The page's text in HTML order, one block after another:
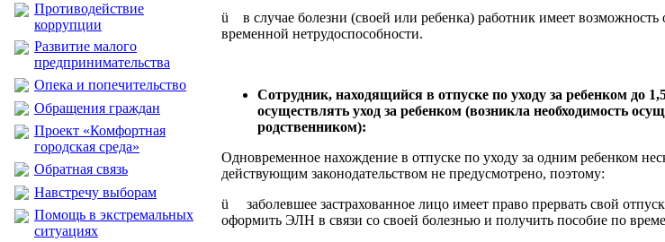
Противодействие
коррупции
Развитие малого
предпринимательства
Опека и попечительство
Обращения граждан
Проект «Комфортная
городская среда»
Обратная связь
Навстречу выборам
Помощь в экстремальных
ситуациях
ü в случае болезни (своей или ребенка) работник имеет
временной нетрудоспособности.
Сотрудник, находящийся в отпуске по уходу за ребенком до
осуществлять уход за ребенком (возникла необходимость
родственником):
Одновременное нахождение в отпуске по уходу за одним ребенком
действующим законодательством не предусмотрено, поэтому:
ü заболевшее застрахованное лицо имеет право прервать свой
оформить ЭЛН в связи со своей болезнью и получить пособие по